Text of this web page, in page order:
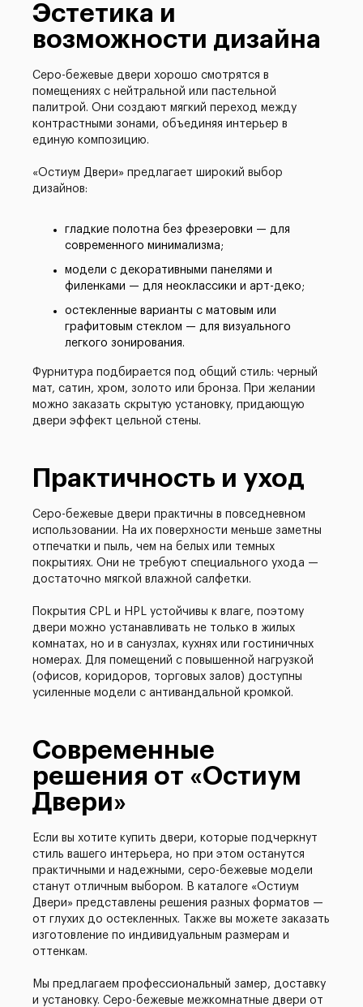
Эстетика и
возможности дизайна
Серо-бежевые двери хорошо смотрятся в
помещениях с нейтральной или пастельной
палитрой. Они создают мягкий переход между
контрастными зонами, объединяя интерьер в
единую композицию.
«Остиум Двери» предлагает широкий выбор
дизайнов:
гладкие полотна без фрезеровки — для
современного минимализма;
модели с декоративными панелями и
филенками — для неоклассики и арт-деко;
остекленные варианты с матовым или
графитовым стеклом — для визуального
легкого зонирования.
Фурнитура подбирается под общий стиль: черный
мат, сатин, хром, золото или бронза. При желании
можно заказать скрытую установку, придающую
двери эффект цельной стены.
Практичность и уход
Серо-бежевые двери практичны в повседневном
использовании. На их поверхности меньше заметны
отпечатки и пыль, чем на белых или темных
покрытиях. Они не требуют специального ухода —
достаточно мягкой влажной салфетки.
Покрытия CPL и HPL устойчивы к влаге, поэтому
двери можно устанавливать не только в жилых
комнатах, но и в санузлах, кухнях или гостиничных
номерах. Для помещений с повышенной нагрузкой
(офисов, коридоров, торговых залов) доступны
усиленные модели с антивандальной кромкой.
Современные
решения от «Остиум
Двери»
Если вы хотите купить двери, которые подчеркнут
стиль вашего интерьера, но при этом останутся
практичными и надежными, серо-бежевые модели
станут отличным выбором. В каталоге «Остиум
Двери» представлены решения разных форматов —
от глухих до остекленных. Также вы можете заказать
изготовление по индивидуальным размерам и
оттенкам.
Мы предлагаем профессиональный замер, доставку
и установку. Серо-бежевые межкомнатные двери от